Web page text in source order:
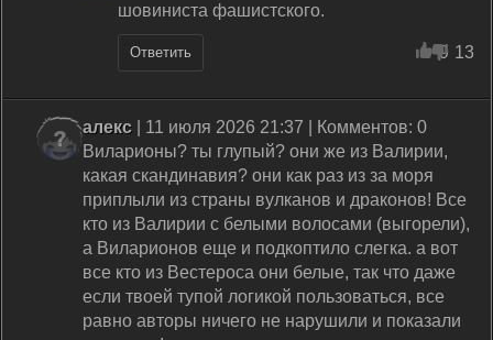
шовиниста фашистского.
Ответить 9 13
алекс | 11 июля 2026 21:37 | Комментов: 0
Виларионы? ты глупый? они же из Валирии,
какая скандинавия? они как раз из за моря
приплыли из страны вулканов и драконов! Все
кто из Валирии с белыми волосами (выгорели),
а Виларионов еще и подкоптило слегка. а вот
все кто из Вестероса они белые, так что даже
если твоей тупой логикой пользоваться, все
равно авторы ничего не нарушили и показали